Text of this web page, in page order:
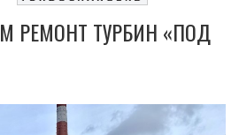
РЕМОНТ ТУРБИН «ПОД